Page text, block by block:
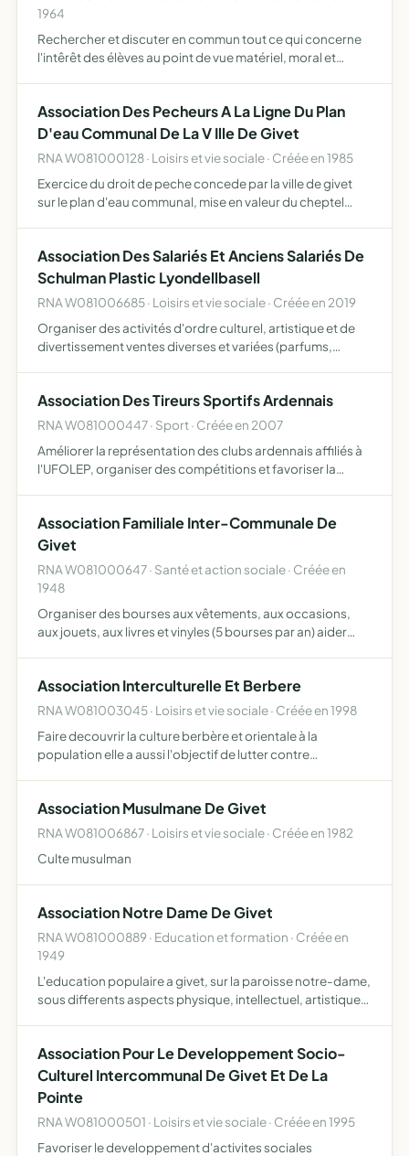
1964
Rechercher et discuter en commun tout ce qui concerne
l'intêrêt des élèves au point de vue matériel, moral et
Association Des Pecheurs A La Ligne Du Plan
D'eau Communal De La V Ille De Givet
RNA W081000128 · Loisirs et vie sociale · Créée en 1985
Exercice du droit de peche concede par la ville de givet
sur le plan d'eau communal, mise en valeur du cheptel
Association Des Salariés Et Anciens Salariés De
Schulman Plastic Lyondellbasell
RNA W081006685 · Loisirs et vie sociale · Créée en 2019
Organiser des activités d'ordre culturel, artistique et de
divertissement ventes diverses et variées (parfums,
Association Des Tireurs Sportifs Ardennais
RNA W081000447 · Sport · Créée en 2007
Améliorer la représentation des clubs ardennais affiliés à
l'UFOLEP, organiser des compétitions et favoriser la
Association Familiale Inter-Communale De
Givet
RNA W081000647 · Santé et action sociale · Créée en
1948
Organiser des bourses aux vêtements, aux occasions,
aux jouets, aux livres et vinyles (5 bourses par an) aider
Association Interculturelle Et Berbere
RNA W081003045 · Loisirs et vie sociale · Créée en 1998
Faire decouvrir la culture berbère et orientale à la
population elle a aussi l'objectif de lutter contre
Association Musulmane De Givet
RNA W081006867 · Loisirs et vie sociale · Créée en 1982
Culte musulman
Association Notre Dame De Givet
RNA W081000889 · Education et formation · Créée en
1949
L'education populaire a givet, sur la paroisse notre-dame,
sous differents aspects physique, intellectuel, artistique,
Association Pour Le Developpement Socio-
Culturel Intercommunal De Givet Et De La
Pointe
RNA W081000501 · Loisirs et vie sociale · Créée en 1995
Favoriser le developpement d'activites sociales